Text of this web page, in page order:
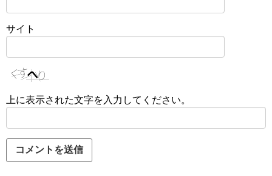
サイト
上に表示された文字を入力してください。